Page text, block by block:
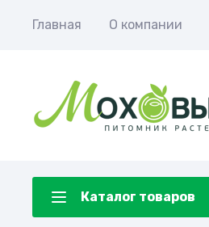
Главная О компании
Каталог товаров